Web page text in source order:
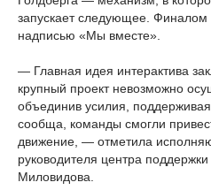
запускает следующее. Финалом
надписью «Мы вместе».
— Главная идея интерактива
крупный проект невозможно
объединив усилия, поддерживая
сообща, команды смогли
движение, — отметила
руководителя центра
Миловидова.